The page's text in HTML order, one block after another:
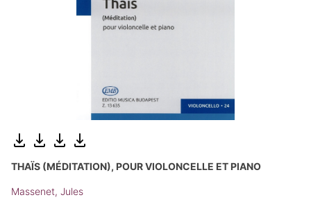
THAÏS (MÉDITATION), POUR VIOLONCELLE ET PIANO
Massenet, Jules